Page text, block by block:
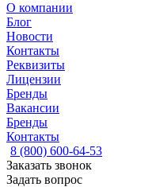
О компании
Блог
Новости
Контакты
Реквизиты
Лицензии
Бренды
Вакансии
Бренды
Контакты
8 (800) 600-64-53
Заказать звонок
Задать вопрос